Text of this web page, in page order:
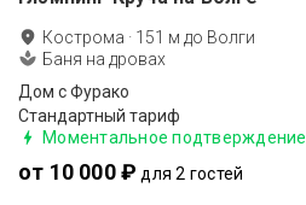
Кострома · 151 м до Волги
Баня на дровах
Дом с Фурако
Стандартный тариф
Моментальное подтверждение
от 10 000 ₽ для 2 гостей